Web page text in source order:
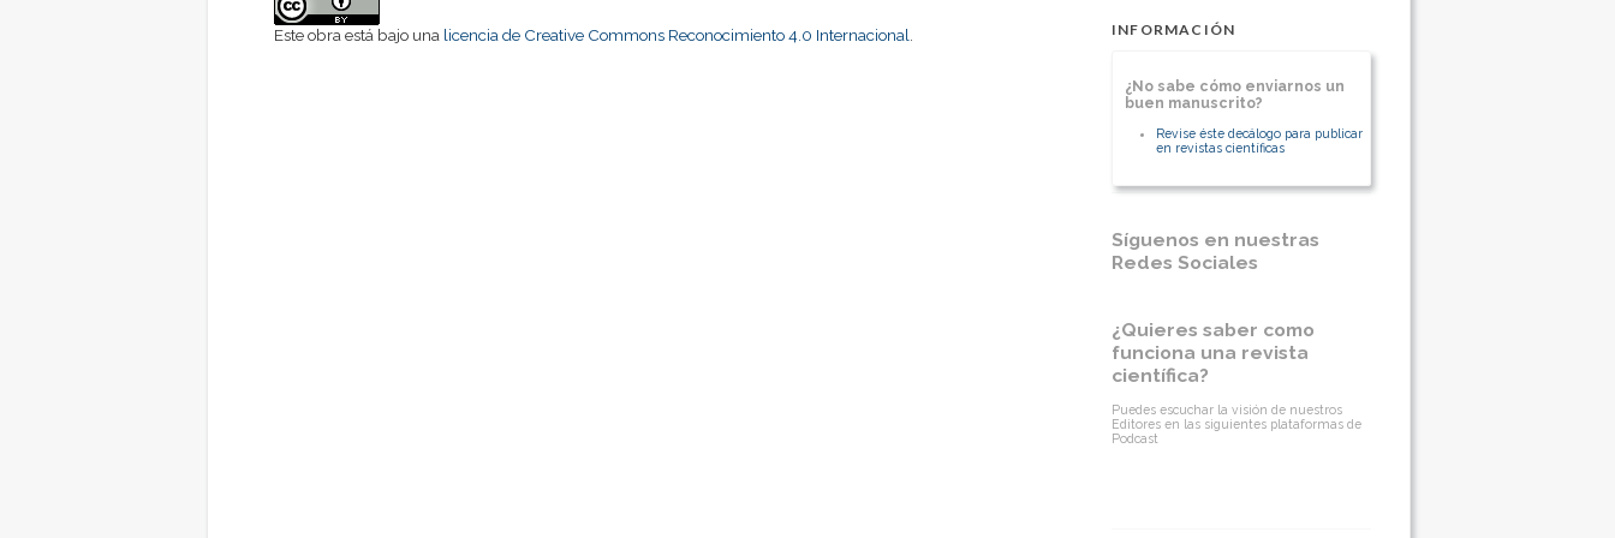
INFORMACIÓN
¿No sabe cómo enviarnos un
buen manuscrito?
Revise éste decálogo para publicar
en revistas científicas
Síguenos en nuestras
Redes Sociales
¿Quieres saber como
funciona una revista
científica?
Puedes escuchar la visión de nuestros
Editores en las siguientes plataformas de
Podcast
Este obra está bajo una licencia de Creative Commons Reconocimiento 4.0 Internacional